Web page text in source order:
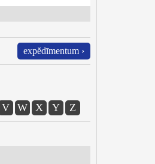
expĕdīmentum ›
V W X Y Z